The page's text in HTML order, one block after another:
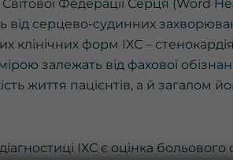
Федерації Серця (Word
від серцево-судинних
форм ІХС –
залежать від фахової
життя пацієнтів, а й загалом
ІХС є оцінка больового